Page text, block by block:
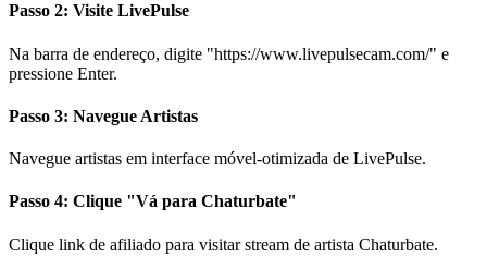
Passo 2: Visite LivePulse
Na barra de endereço, digite "https://www.livepulsecam.com/" e
pressione Enter.
Passo 3: Navegue Artistas
Navegue artistas em interface móvel-otimizada de LivePulse.
Passo 4: Clique "Vá para Chaturbate"
Clique link de afiliado para visitar stream de artista Chaturbate.